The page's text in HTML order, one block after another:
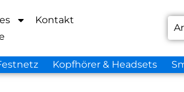
Kontakt
Kopfhörer & Headsets